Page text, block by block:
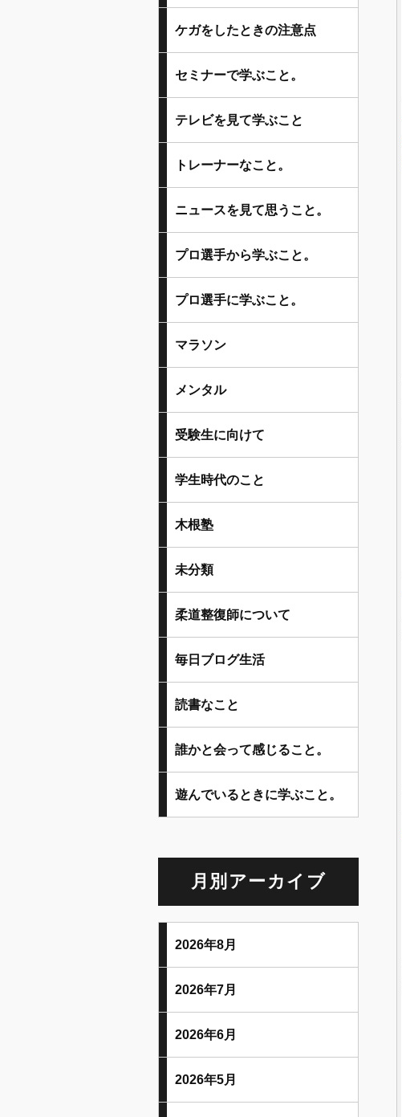
ケガをしたときの注意点
セミナーで学ぶこと。
テレビを見て学ぶこと
トレーナーなこと。
ニュースを見て思うこと。
プロ選手から学ぶこと。
プロ選手に学ぶこと。
マラソン
メンタル
受験生に向けて
学生時代のこと
木根塾
未分類
柔道整復師について
毎日ブログ生活
読書なこと
誰かと会って感じること。
遊んでいるときに学ぶこと。
月別アーカイブ
2026年8月
2026年7月
2026年6月
2026年5月